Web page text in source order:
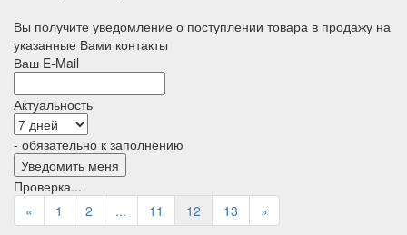
Вы получите уведомление о поступлении товара в продажу на
указанные Вами контакты
Ваш E-Mail
Актуальность
- обязательно к заполнению
Проверка...
«
1 2 ... 11 12 13 »